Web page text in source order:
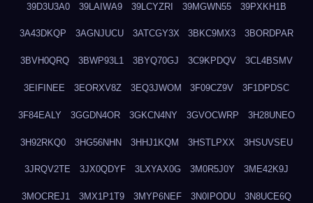
39D3U3A0 39LAIWA9 39LCYZRI 39MGWN55 39PXKH1B
3A43DKQP 3AGNJUCU 3ATCGY3X 3BKC9MX3 3BORDPAR
3BVH0QRQ 3BWP93L1 3BYQ70GJ 3C9KPDQV 3CL4BSMV
3EIFINEE 3EORXV8Z 3EQ3JWOM 3F09CZ9V 3F1DPDSC
3F84EALY 3GGDN4OR 3GKCN4NY 3GVOCWRP 3H28UNEO
3H92RKQ0 3HG56NHN 3HHJ1KQM 3HSTLPXX 3HSUVSEU
3JRQV2TE 3JX0QDYF 3LXYAX0G 3M0R5J0Y 3ME42K9J
3MOCREJ1 3MX1P1T9 3MYP6NEF 3N0IPODU 3N8UCE6Q